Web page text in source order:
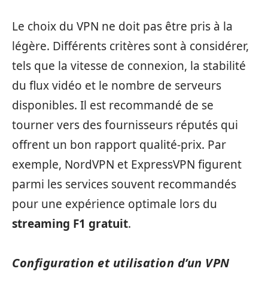
Le choix du VPN ne doit pas être pris à la
légère. Différents critères sont à considérer,
tels que la vitesse de connexion, la stabilité
du flux vidéo et le nombre de serveurs
disponibles. Il est recommandé de se
tourner vers des fournisseurs réputés qui
offrent un bon rapport qualité-prix. Par
exemple, NordVPN et ExpressVPN figurent
parmi les services souvent recommandés
pour une expérience optimale lors du
streaming F1 gratuit.
Configuration et utilisation d’un VPN